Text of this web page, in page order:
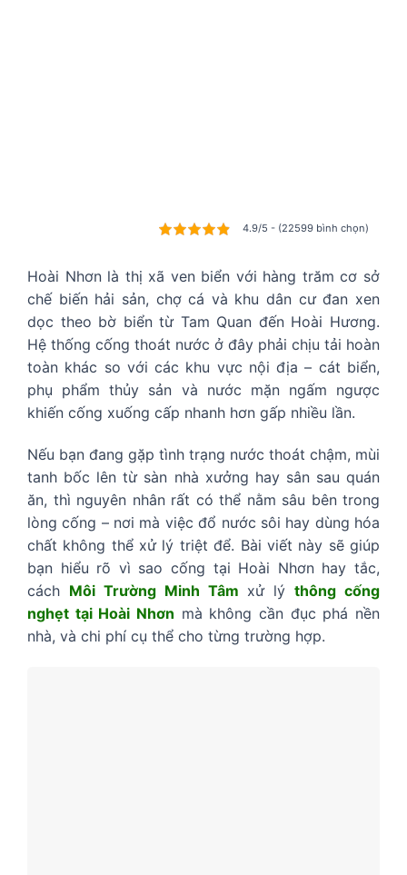
4.9/5 - (22599 bình chọn)
Hoài Nhơn là thị xã ven biển với hàng trăm cơ sở
chế biến hải sản, chợ cá và khu dân cư đan xen
dọc theo bờ biển từ Tam Quan đến Hoài Hương.
Hệ thống cống thoát nước ở đây phải chịu tải hoàn
toàn khác so với các khu vực nội địa – cát biển,
phụ phẩm thủy sản và nước mặn ngấm ngược
khiến cống xuống cấp nhanh hơn gấp nhiều lần.
Nếu bạn đang gặp tình trạng nước thoát chậm, mùi
tanh bốc lên từ sàn nhà xưởng hay sân sau quán
ăn, thì nguyên nhân rất có thể nằm sâu bên trong
lòng cống – nơi mà việc đổ nước sôi hay dùng hóa
chất không thể xử lý triệt để. Bài viết này sẽ giúp
bạn hiểu rõ vì sao cống tại Hoài Nhơn hay tắc,
cách Môi Trường Minh Tâm xử lýthông cống
nghẹt tại Hoài Nhơn mà không cần đục phá nền
nhà, và chi phí cụ thể cho từng trường hợp.